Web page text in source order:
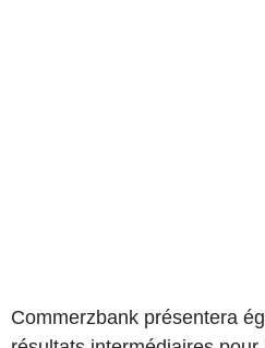
Commerzbank présentera